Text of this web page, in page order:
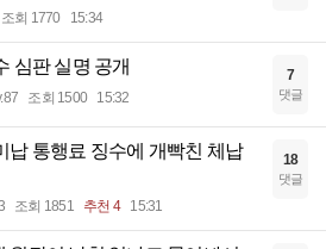
조회 1770 15:34
심판 실명 공개
조회 1500 15:32
7
댓글
납 통행료 징수에 개빡친 체납
조회 1851 추천 4 15:31
18
댓글